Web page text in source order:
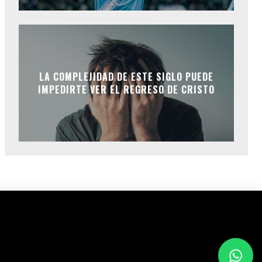
LA COMPLEJIDAD DE ESTE SIGLO PUEDE
IMPEDIRTE VER EL REGRESO DE CRISTO